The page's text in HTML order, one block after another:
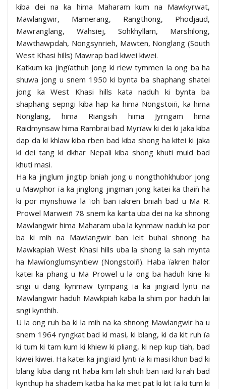
kiba dei na ka hima Maharam kum na Mawkyrwat,
Mawlangwir, Mamerang, Rangthong, Phodjaud,
Mawranglang, Wahsiej, Sohkhyllam, Marshilong,
Mawthawpdah, Nongsynrieh, Mawten, Nonglang (South
West Khasi hills) Mawrap bad kiwei kiwei.
Katkum ka jingïathuh jong ki riew tymmen la ong ba ha
shuwa jong u snem 1950 ki bynta ba shaphang shatei
jong ka West Khasi hills kata naduh ki bynta ba
shaphang sepngi kiba hap ka hima Nongstoiñ, ka hima
Nonglang, hima Riangsih hima Jyrngam hima
Raidmynsaw hima Rambrai bad Myrïaw ki dei ki jaka kiba
dap da ki khlaw kiba rben bad kiba shong ha kitei ki jaka
ki dei tang ki dkhar Nepali kiba shong khuti muid bad
khuti masi.
Ha ka jinglum jingtip bniah jong u nongthohkhubor jong
u Mawphor ïa ka jinglong jingman jong katei ka thaiñ ha
ki por mynshuwa la ïoh ban ïakren bniah bad u Ma R.
Prowel Marweiñ 78 snem ka karta uba dei na ka shnong
Mawlangwir hima Maharam uba la kynmaw naduh ka por
ba ki mih na Mawlangwir ban leit buhai shnong ha
Mawkapiah West Khasi hills uba la shong la sah mynta
ha Mawïonglumsyntiew (Nongstoiñ). Haba ïakren halor
katei ka phang u Ma Prowel u la ong ba haduh kine ki
sngi u dang kynmaw tympang ïa ka jingïaid lynti na
Mawlangwir haduh Mawkpiah kaba la shim por haduh lai
sngi kynthih.
U la ong ruh ba ki la mih na ka shnong Mawlangwir ha u
snem 1964 ryngkat bad ki masi, ki blang, ki da kit ruh ïa
ki tum ki tam kum ki khiew ki pliang, ki nep kup tiah, bad
kiwei kiwei. Ha katei ka jingïaid lynti ïa ki masi khun bad ki
blang kiba dang rit haba kim lah shuh ban ïaid ki rah bad
kynthup ha shadem katba ha ka met pat ki kit ïa ki tum ki